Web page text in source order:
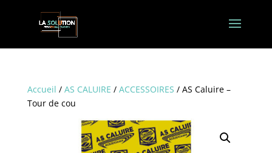
Accueil / AS CALUIRE / ACCESSOIRES / AS Caluire –
Tour de cou